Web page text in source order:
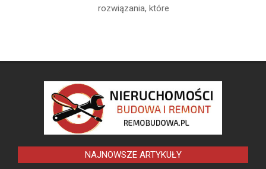
rozwiązania, które
NAJNOWSZE ARTYKUŁY